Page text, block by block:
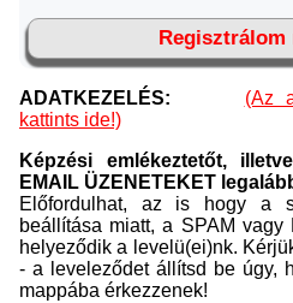
ADATKEZELÉS:
(Az
kattints ide!)
Képzési emlékeztetőt,
EMAIL ÜZENETEKET
Előfordulhat, az is hogy a
beállítása miatt, a SPAM vagy
helyeződik a levelü(ei)nk.
- a leveleződet állítsd be úgy,
mappába érkezzenek!